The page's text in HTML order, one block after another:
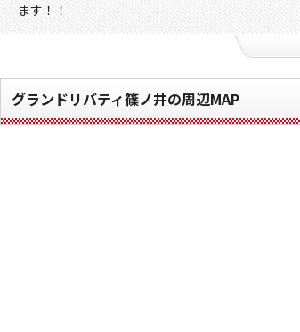
ます！！
グランドリバティ篠ノ井の周辺MAP